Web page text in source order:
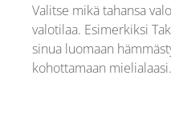
Valitse mikä tahansa
valotilaa. Esimerkiksi
sinua luomaan
kohottamaan mielialaasi.